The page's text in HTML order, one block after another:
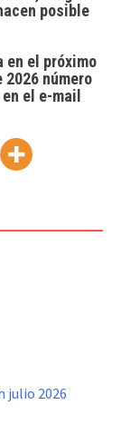
posible
en el próximo
2026 número
el e-mail
julio 2026